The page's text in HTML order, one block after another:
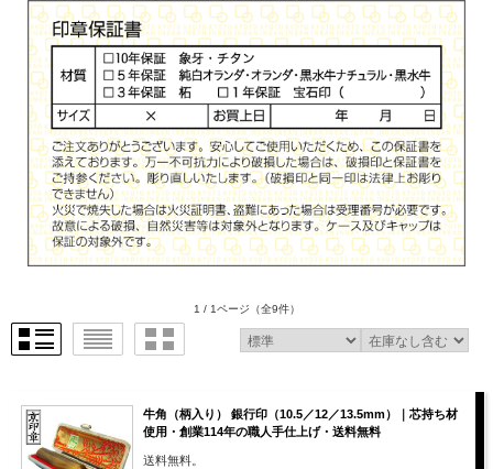
1 / 1ページ （全9件）
牛角（柄入り） 銀行印（10.5／12／13.5mm）｜芯持ち材
使用・創業114年の職人手仕上げ・送料無料
送料無料。